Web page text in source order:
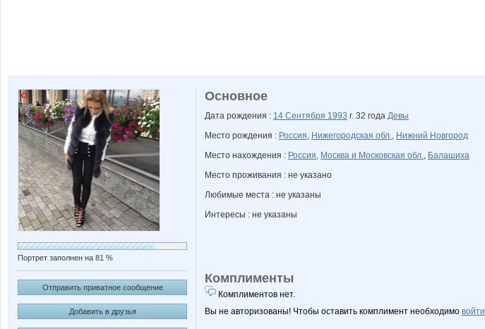
Портрет заполнен на 81 %
Отправить приватное сообщение
Добавить в друзья
Основное
Дата рождения : 14 Сентября 1993 г. 32 года Девы
Место рождения : Россия, Нижегородская обл., Нижний Новгород
Место нахождения : Россия, Москва и Московская обл., Балашиха
Место проживания : не указано
Любимые места : не указаны
Интересы : не указаны
Комплименты
Комплиментов нет.
Вы не авторизованы! Чтобы оставить комплимент необходимо войти